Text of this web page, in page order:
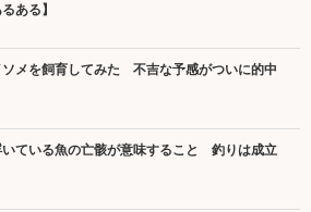
ある】
ソメを飼育してみた 不吉な予感がついに的中
いている魚の亡骸が意味すること 釣りは成立